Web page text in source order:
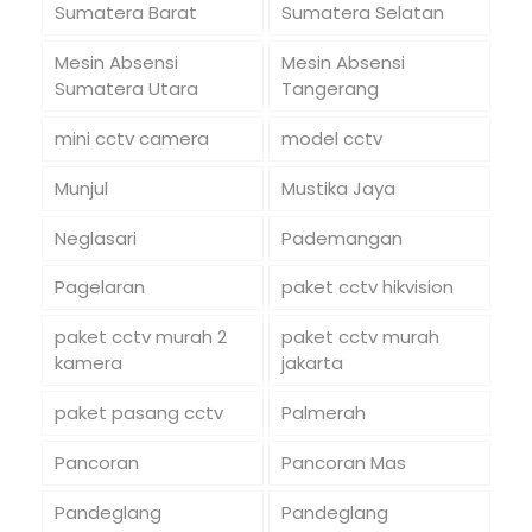
Sumatera Barat
Sumatera Selatan
Mesin Absensi
Sumatera Utara
Mesin Absensi
Tangerang
mini cctv camera
model cctv
Munjul
Mustika Jaya
Neglasari
Pademangan
Pagelaran
paket cctv hikvision
paket cctv murah 2
kamera
paket cctv murah
jakarta
paket pasang cctv
Palmerah
Pancoran
Pancoran Mas
Pandeglang
Pandeglang